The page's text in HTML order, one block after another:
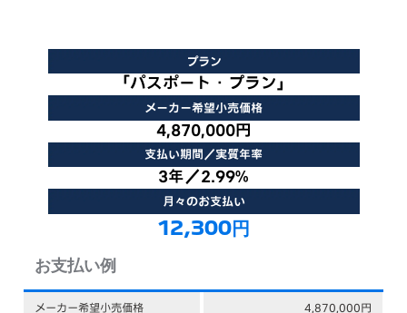
プラン
「パスポート・プラン」
メーカー希望小売価格
4,870,000円
支払い期間／実質年率
3年／2.99%
月々のお支払い
12,300円
お支払い例
メーカー希望小売価格
4,870,000円